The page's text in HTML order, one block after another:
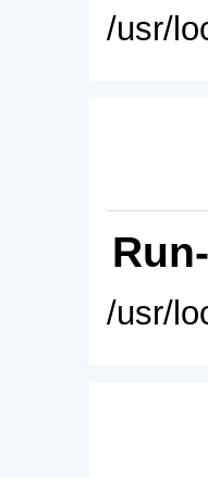
/usr/
/usr/